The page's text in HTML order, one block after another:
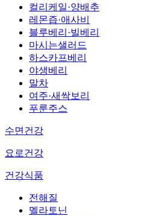
컬리케일·양배추
레몬즙·애사비
블루베리·빌베리
마시는샐러드
하스카프베리
야생베리
말차
여주·새싹보리
푸룬주스
수면건강
요로건강
건강식품
전해질
멜라토닌